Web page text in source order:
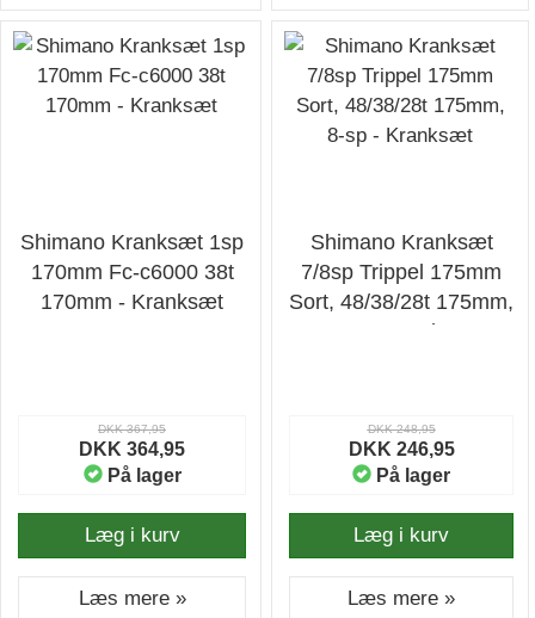
Shimano Kranksæt 1sp
170mm Fc-c6000 38t
170mm - Kranksæt
DKK 367,95
DKK 364,95
På lager
Læg i kurv
Læs mere »
Shimano Kranksæt
7/8sp Trippel 175mm
Sort, 48/38/28t 175mm,
8-sp - Kranksæt
DKK 248,95
DKK 246,95
På lager
Læg i kurv
Læs mere »